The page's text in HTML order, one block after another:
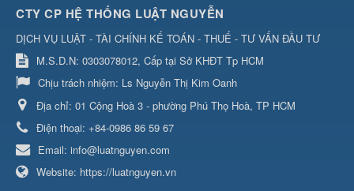
CTY CP HỆ THỐNG LUẬT NGUYỄN
DỊCH VỤ LUẬT - TÀI CHÍNH KẾ TOÁN - THUẾ - TƯ VẤN ĐẦU TƯ
M.S.D.N: 0303078012, Cấp tại Sở KHĐT Tp HCM
Chịu trách nhiệm: Ls Nguyễn Thị Kim Oanh
Địa chỉ: 01 Cộng Hoà 3 - phường Phú Thọ Hoà, TP HCM
Điện thoại: +84-0986 86 59 67
Email: info@luatnguyen.com
Website: https://luatnguyen.vn